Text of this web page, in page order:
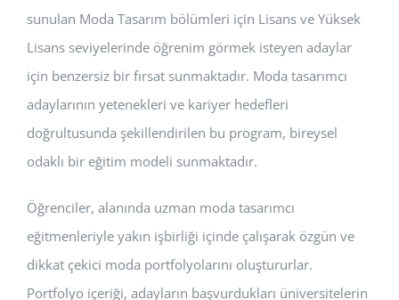
sunulan Moda Tasarım bölümleri için Lisans ve Yüksek
Lisans seviyelerinde öğrenim görmek isteyen adaylar
için benzersiz bir fırsat sunmaktadır. Moda tasarımcı
adaylarının yetenekleri ve kariyer hedefleri
doğrultusunda şekillendirilen bu program, bireysel
odaklı bir eğitim modeli sunmaktadır.
Öğrenciler, alanında uzman moda tasarımcı
eğitmenleriyle yakın işbirliği içinde çalışarak özgün ve
dikkat çekici moda portfolyolarını oluştururlar.
Portfolyo içeriği, adayların başvurdukları üniversitelerin